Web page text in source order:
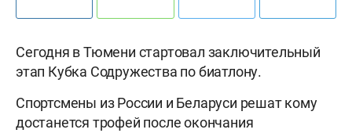
Сегодня в Тюмени стартовал заключительный
этап Кубка Содружества по биатлону.
Спортсмены из России и Беларуси решат кому
достанется трофей после окончания